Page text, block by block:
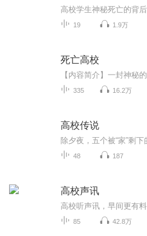
19 1.9万
死亡高校
335 16.2万
高校传说
48 187
高校声讯
高校听声讯，早间更有
85 42.8万